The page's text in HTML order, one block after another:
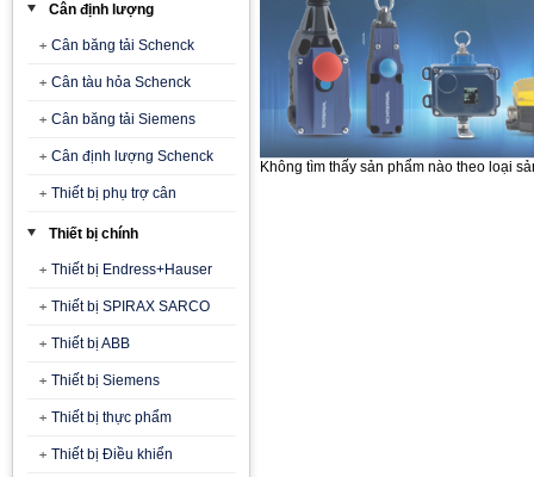
Cân định lượng
Cân băng tải Schenck
Cân tàu hỏa Schenck
Cân băng tải Siemens
Cân định lượng Schenck
Thiết bị phụ trợ cân
Thiết bị chính
Thiết bị Endress+Hauser
Thiết bị SPIRAX SARCO
Thiết bị ABB
Thiết bị Siemens
Thiết bị thực phẩm
Thiết bị Điều khiển
Không tìm thấy sản phẩm nào theo loại